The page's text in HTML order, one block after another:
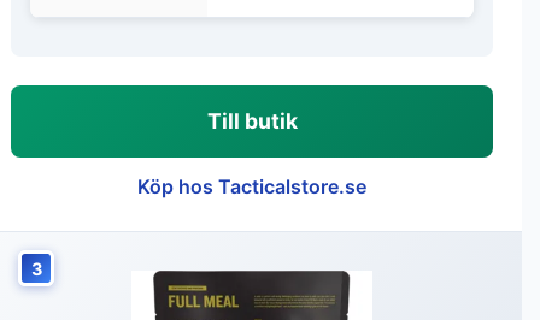
Till butik
Köp hos Tacticalstore.se
3